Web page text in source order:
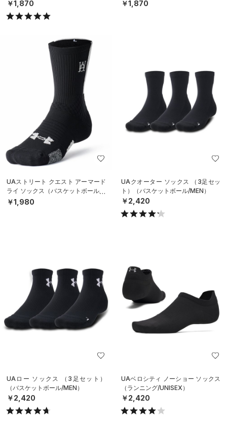
￥1,870 ￥1,870
UAストリート クエスト アーマード
ライ ソックス（バスケットボール/U
NISEX）
￥1,980
UAクオーター ソックス （3足セッ
ト）（バスケットボール/MEN）
￥2,420
UAロー ソックス （3足セット）
（バスケットボール/MEN）
￥2,420
UAベロシティ ノーショー ソックス
（ランニング/UNISEX）
￥2,420